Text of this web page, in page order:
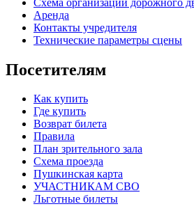
Аренда
Контакты учредителя
Технические параметры сцены
Посетителям
Как купить
Где купить
Возврат билета
Правила
План зрительного зала
Схема проезда
Пушкинская карта
УЧАСТНИКАМ СВО
Льготные билеты